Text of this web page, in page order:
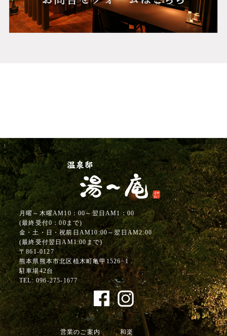
月曜～木曜AM10：00～翌日AM1：00
(最終受付0：00まで)
金・土・日・祝前日AM10:00～翌日AM2:00
(最終受付翌日AM1:00まで)
〒861-0127
熊本県熊本市北区植木町亀甲1526−1
駐車場42台
TEL: 096-275-1677
営業のご案内 和楽